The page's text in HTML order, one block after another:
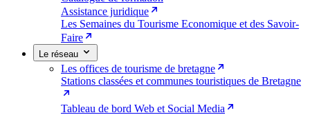
Assistance juridique
Les Semaines du Tourisme Economique et des Savoir-
Faire
Le réseau
Les offices de tourisme de bretagne
Stations classées et communes touristiques de Bretagne
Tableau de bord Web et Social Media